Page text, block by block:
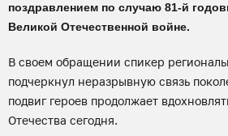
поздравлением по случаю 81-й
Великой Отечественной войне.
В своем обращении спикер
подчеркнул неразрывную связь
подвиг героев продолжает
Отечества сегодня.